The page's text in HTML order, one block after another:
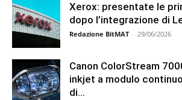
Xerox: presentate le
dopo l’integrazione di
Redazione BitMAT - 29/06/2026
Canon ColorStream
inkjet a modulo
di...